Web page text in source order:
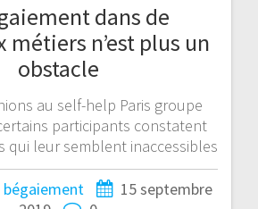
dans de
métiers n’est plus un
obstacle
au self-help Paris groupe
participants constatent
qui leur semblent inaccessibles
bégaiement
15 septembre